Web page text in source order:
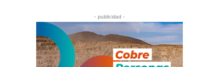
- publicidad -